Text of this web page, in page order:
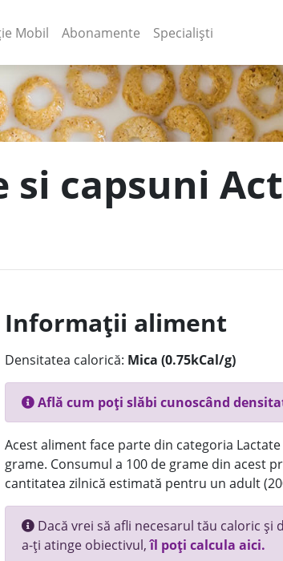
Mobil (current)
Abonamente Specialiști
capsuni
Informații aliment
Densitatea calorică: Mica (0.75kCal/g)
Află cum poți slăbi cunoscând
Acest aliment face parte din categoria
grame. Consumul a 100 de grame din acest
cantitatea zilnică estimată pentru un adult
Dacă vrei să afli necesarul tău caloric
a-ți atinge obiectivul,îl poți calcula aici.